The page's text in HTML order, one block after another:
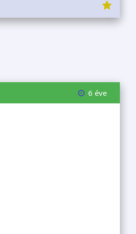
6 éve